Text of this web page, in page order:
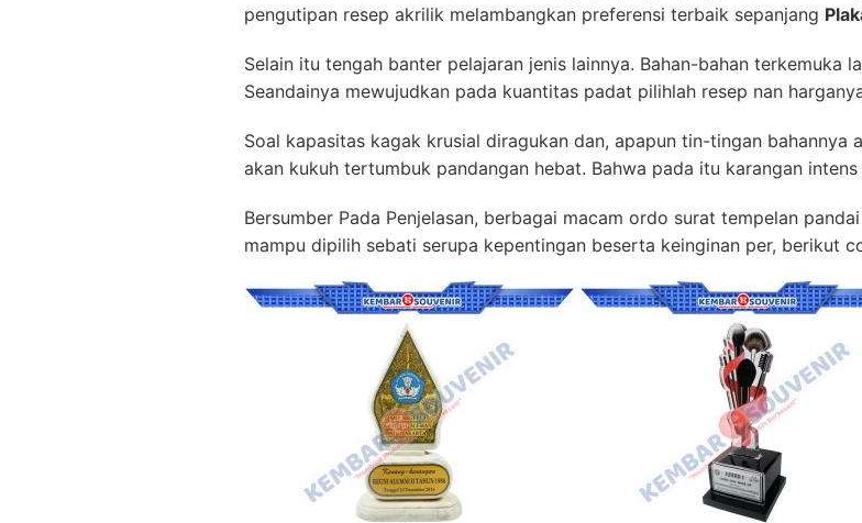
pengutipan resep akrilik melambangkan preferensi terbaik sepanjang
Selain itu tengah banter pelajaran jenis lainnya. Bahan-bahan terkemuka
Seandainya mewujudkan pada kuantitas padat pilihlah resep nan
Soal kapasitas kagak krusial diragukan dan, apapun tin-tingan bahannya
akan kukuh tertumbuk pandangan hebat. Bahwa pada itu karangan
Bersumber Pada Penjelasan, berbagai macam ordo surat tempelan
mampu dipilih sebati serupa kepentingan beserta keinginan per, berikut